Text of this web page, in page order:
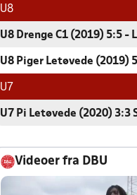
U8
U8 Drenge C1 (2019) 5:5 -
U8 Piger Letøvede (2019)
U7
U7 Pi Letøvede (2020) 3:3
Videoer fra DBU